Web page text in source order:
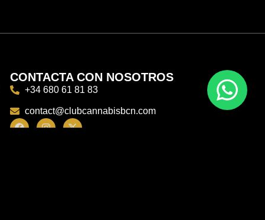
CONTACTA CON NOSOTROS
+34 680 61 81 83
contact@clubcannabisbcn.com